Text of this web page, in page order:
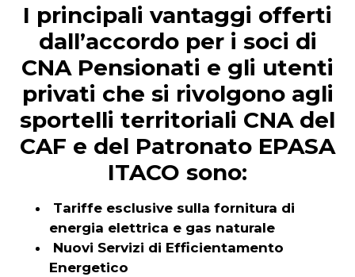
I principali vantaggi offerti
dall’accordo per i soci di
CNA Pensionati e gli utenti
privati che si rivolgono agli
sportelli territoriali CNA del
CAF e del Patronato EPASA
ITACO sono:
Tariffe esclusive sulla fornitura di
energia elettrica e gas naturale
Nuovi Servizi di Efficientamento
Energetico